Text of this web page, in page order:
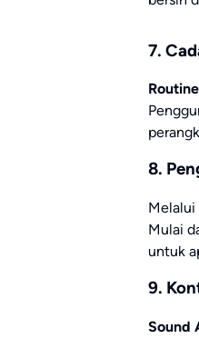
7.
8.
Melalui
Mulai
untuk
9.
Sound